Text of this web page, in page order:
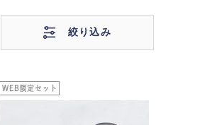
絞り込み